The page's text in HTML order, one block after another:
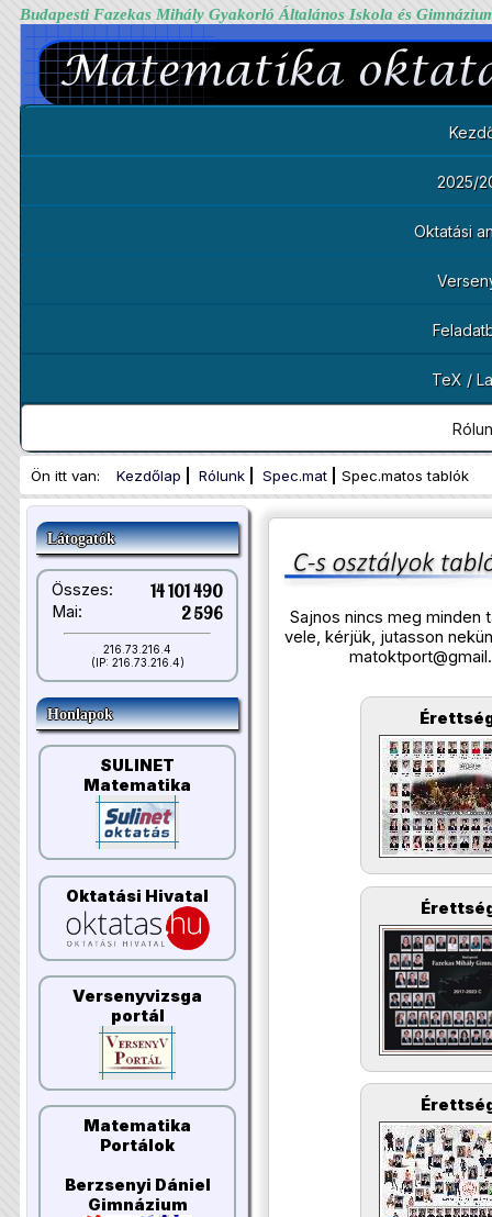
Budapesti Fazekas Mihály Gyakorló Általános Iskola és
2025/
Oktatási
TeX /
Ön itt van: Kezdőlap Rólunk Spec.mat Spec.matos tablók
Látogatók
Összes: 14 101 490
Mai: 2 596
216.73.216.4
(IP: 216.73.216.4)
Honlapok
SULINET
Matematika
Oktatási Hivatal
Versenyvizsga
portál
Matematika
Portálok
Berzsenyi Dániel
Gimnázium
Sajnos nincs meg minden
vele, kérjük, jutasson